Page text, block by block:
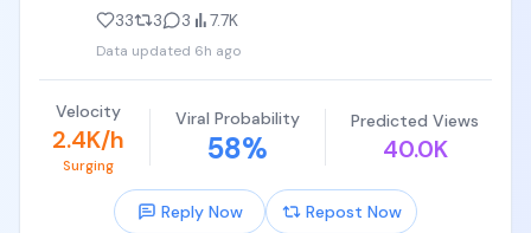
33
3 3 7.7K
Data updated 6h ago
Velocity
2.4K/h
Surging
Viral Probability
58%
Predicted Views
40.0K
Reply Now Repost Now